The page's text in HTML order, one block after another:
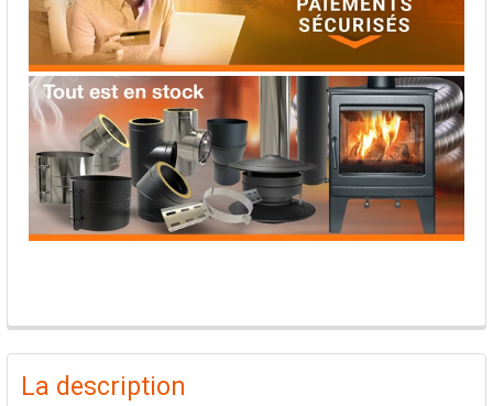
PRODUITS
FRÉQUEMMENT
ACHETÉS
La description